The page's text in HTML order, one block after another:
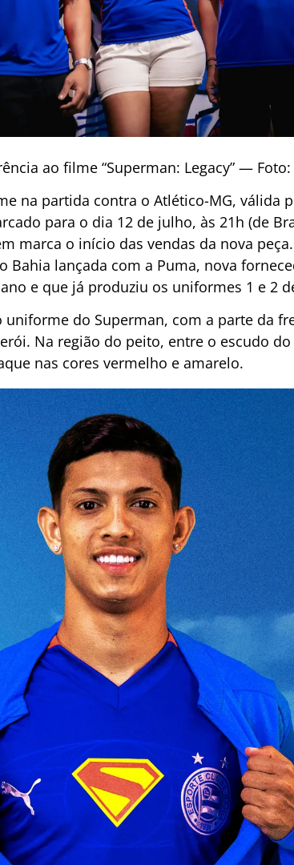
ao filme “Superman: Legacy” —
na partida contra o Atlético-MG, válida
para o dia 12 de julho, às 21h (de
marca o início das vendas da nova peça.
Bahia lançada com a Puma, nova
e que já produziu os uniformes 1 e 2
uniforme do Superman, com a parte da
Na região do peito, entre o escudo
nas cores vermelho e amarelo.